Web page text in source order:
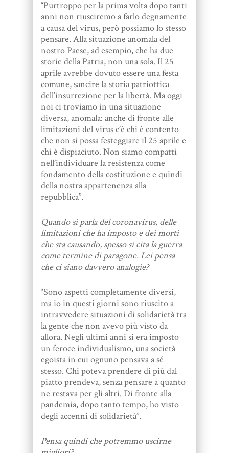
“Purtroppo per la prima volta dopo tanti
anni non riusciremo a farlo degnamente
a causa del virus, però possiamo lo stesso
pensare. Alla situazione anomala del
nostro Paese, ad esempio, che ha due
storie della Patria, non una sola. Il 25
aprile avrebbe dovuto essere una festa
comune, sancire la storia patriottica
dell’insurrezione per la libertà. Ma oggi
noi ci troviamo in una situazione
diversa, anomala: anche di fronte alle
limitazioni del virus c’è chi è contento
che non si possa festeggiare il 25 aprile e
chi è dispiaciuto. Non siamo compatti
nell’individuare la resistenza come
fondamento della costituzione e quindi
della nostra appartenenza alla
repubblica”.
Quando si parla del coronavirus, delle
limitazioni che ha imposto e dei morti
che sta causando, spesso si cita la guerra
come termine di paragone. Lei pensa
che ci siano davvero analogie?
“Sono aspetti completamente diversi,
ma io in questi giorni sono riuscito a
intravvedere situazioni di solidarietà tra
la gente che non avevo più visto da
allora. Negli ultimi anni si era imposto
un feroce individualismo, una società
egoista in cui ognuno pensava a sé
stesso. Chi poteva prendere di più dal
piatto prendeva, senza pensare a quanto
ne restava per gli altri. Di fronte alla
pandemia, dopo tanto tempo, ho visto
degli accenni di solidarietà”.
Pensa quindi che potremmo uscirne